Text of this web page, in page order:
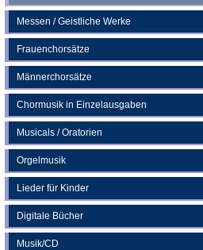
Messen / Geistliche Werke
Frauenchorsätze
Männerchorsätze
Chormusik in Einzelausgaben
Musicals / Oratorien
Orgelmusik
Lieder für Kinder
Digitale Bücher
Musik/CD